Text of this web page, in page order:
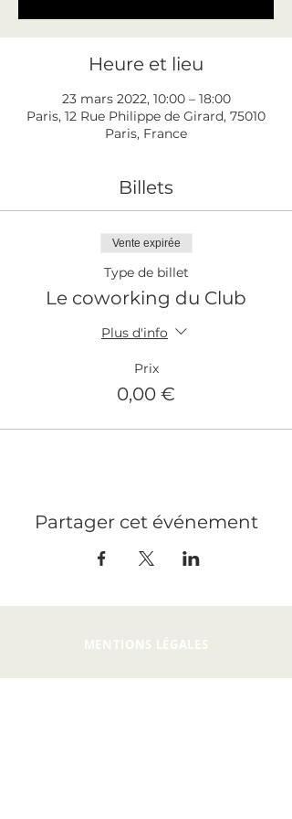
Heure et lieu
23 mars 2022, 10:00 – 18:00
Paris, 12 Rue Philippe de Girard, 75010
Paris, France
Billets
Vente expirée
Type de billet
Le coworking du Club
Plus d'info
Prix
0,00 €
Partager cet événement
MENTIONS LÉGALES